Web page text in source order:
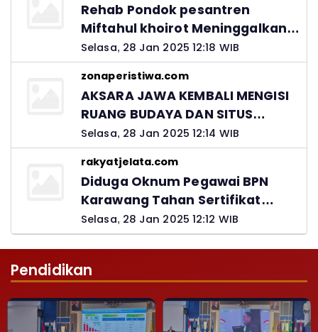
Rehab Pondok pesantren
Miftahul khoirot Meninggalkan
Hutang Ke Material, Mantan
Kadis PUPR Harus Bertanggung
Jawab
Selasa, 28 Jan 2025 12:18 WIB
zonaperistiwa.com
AKSARA JAWA KEMBALI MENGISI
RUANG BUDAYA DAN SITUS
LELUHUR NUSANTARA
Selasa, 28 Jan 2025 12:14 WIB
rakyatjelata.com
Diduga Oknum Pegawai BPN
Karawang Tahan Sertifikat
Pemohon PTSL
Selasa, 28 Jan 2025 12:12 WIB
Pendidikan